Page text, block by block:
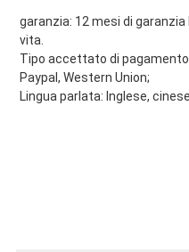
garanzia: 12 mesi di
vita.
Tipo accettato di
Paypal, Western Union;
Lingua parlata: Inglese, cinese